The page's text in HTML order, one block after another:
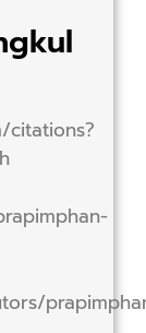
citations?